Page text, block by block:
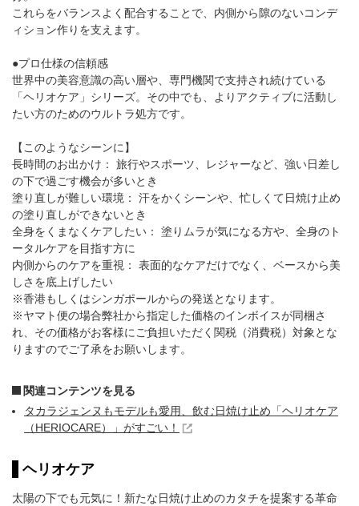
これらをバランスよく配合することで、内側から隙のないコンデ
ィション作りを支えます。
●プロ仕様の信頼感
世界中の美容意識の高い層や、専門機関で支持され続けている
「ヘリオケア」シリーズ。その中でも、よりアクティブに活動し
たい方のためのウルトラ処方です。
【このようなシーンに】
長時間のお出かけ： 旅行やスポーツ、レジャーなど、強い日差し
の下で過ごす機会が多いとき
塗り直しが難しい環境： 汗をかくシーンや、忙しくて日焼け止め
の塗り直しができないとき
全身をくまなくケアしたい： 塗りムラが気になる方や、全身のト
ータルケアを目指す方に
内側からのケアを重視： 表面的なケアだけでなく、ベースから美
しさを底上げしたい
※香港もしくはシンガポールからの発送となります。
※ヤマト便の場合弊社から指定した価格のインボイスが同梱さ
れ、その価格がお客様にご負担いただく関税（消費税）対象とな
りますのでご了承をお願いします。
関連コンテンツを見る
タカラジェンヌもモデルも愛用、飲む日焼け止め「ヘリオケア
（HERIOCARE）」がすごい！
ヘリオケア
太陽の下でも元気に！新たな日焼け止めのカタチを提案する革命